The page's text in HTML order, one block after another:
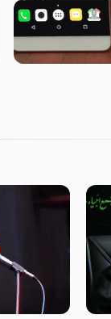
روضه
حسن مجتبی